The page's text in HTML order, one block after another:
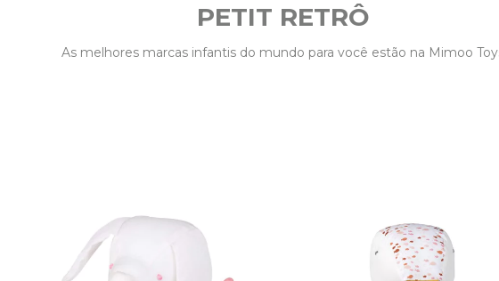
PETIT RETRÔ
As melhores marcas infantis do mundo para você estão na Mimoo